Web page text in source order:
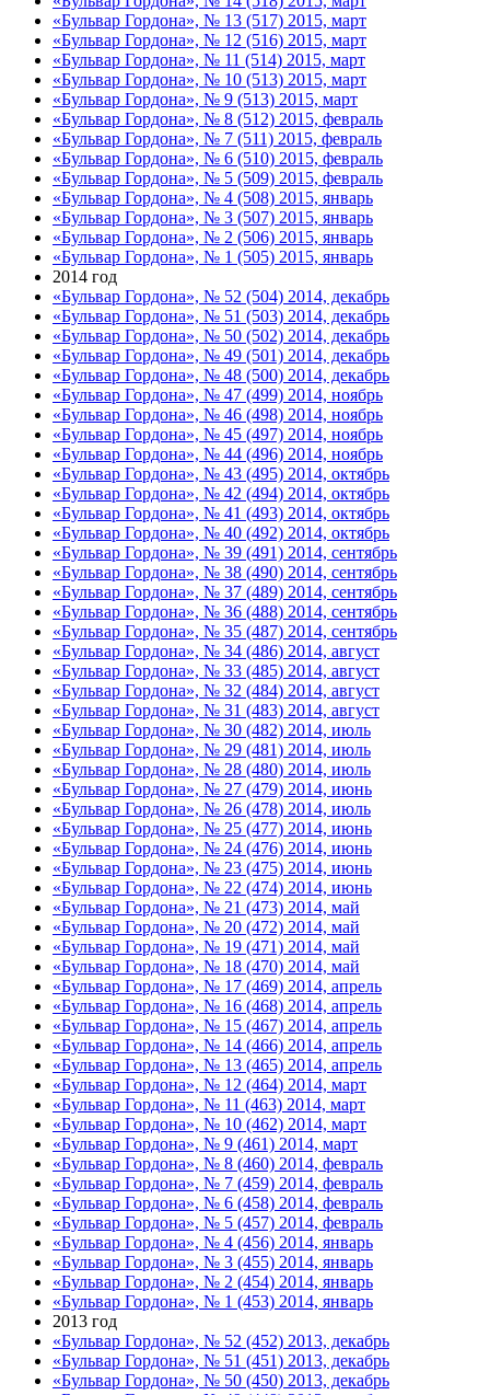
«Бульвар Гордона», № 13 (517) 2015, март
«Бульвар Гордона», № 12 (516) 2015, март
«Бульвар Гордона», № 11 (514) 2015, март
«Бульвар Гордона», № 10 (513) 2015, март
«Бульвар Гордона», № 9 (513) 2015, март
«Бульвар Гордона», № 8 (512) 2015, февраль
«Бульвар Гордона», № 7 (511) 2015, февраль
«Бульвар Гордона», № 6 (510) 2015, февраль
«Бульвар Гордона», № 5 (509) 2015, февраль
«Бульвар Гордона», № 4 (508) 2015, январь
«Бульвар Гордона», № 3 (507) 2015, январь
«Бульвар Гордона», № 2 (506) 2015, январь
«Бульвар Гордона», № 1 (505) 2015, январь
2014 год
«Бульвар Гордона», № 52 (504) 2014, декабрь
«Бульвар Гордона», № 51 (503) 2014, декабрь
«Бульвар Гордона», № 50 (502) 2014, декабрь
«Бульвар Гордона», № 49 (501) 2014, декабрь
«Бульвар Гордона», № 48 (500) 2014, декабрь
«Бульвар Гордона», № 47 (499) 2014, ноябрь
«Бульвар Гордона», № 46 (498) 2014, ноябрь
«Бульвар Гордона», № 45 (497) 2014, ноябрь
«Бульвар Гордона», № 44 (496) 2014, ноябрь
«Бульвар Гордона», № 43 (495) 2014, октябрь
«Бульвар Гордона», № 42 (494) 2014, октябрь
«Бульвар Гордона», № 41 (493) 2014, октябрь
«Бульвар Гордона», № 40 (492) 2014, октябрь
«Бульвар Гордона», № 39 (491) 2014, сентябрь
«Бульвар Гордона», № 38 (490) 2014, сентябрь
«Бульвар Гордона», № 37 (489) 2014, сентябрь
«Бульвар Гордона», № 36 (488) 2014, сентябрь
«Бульвар Гордона», № 35 (487) 2014, сентябрь
«Бульвар Гордона», № 34 (486) 2014, август
«Бульвар Гордона», № 33 (485) 2014, август
«Бульвар Гордона», № 32 (484) 2014, август
«Бульвар Гордона», № 31 (483) 2014, август
«Бульвар Гордона», № 30 (482) 2014, июль
«Бульвар Гордона», № 29 (481) 2014, июль
«Бульвар Гордона», № 28 (480) 2014, июль
«Бульвар Гордона», № 27 (479) 2014, июнь
«Бульвар Гордона», № 26 (478) 2014, июль
«Бульвар Гордона», № 25 (477) 2014, июнь
«Бульвар Гордона», № 24 (476) 2014, июнь
«Бульвар Гордона», № 23 (475) 2014, июнь
«Бульвар Гордона», № 22 (474) 2014, июнь
«Бульвар Гордона», № 21 (473) 2014, май
«Бульвар Гордона», № 20 (472) 2014, май
«Бульвар Гордона», № 19 (471) 2014, май
«Бульвар Гордона», № 18 (470) 2014, май
«Бульвар Гордона», № 17 (469) 2014, апрель
«Бульвар Гордона», № 16 (468) 2014, апрель
«Бульвар Гордона», № 15 (467) 2014, апрель
«Бульвар Гордона», № 14 (466) 2014, апрель
«Бульвар Гордона», № 13 (465) 2014, апрель
«Бульвар Гордона», № 12 (464) 2014, март
«Бульвар Гордона», № 11 (463) 2014, март
«Бульвар Гордона», № 10 (462) 2014, март
«Бульвар Гордона», № 9 (461) 2014, март
«Бульвар Гордона», № 8 (460) 2014, февраль
«Бульвар Гордона», № 7 (459) 2014, февраль
«Бульвар Гордона», № 6 (458) 2014, февраль
«Бульвар Гордона», № 5 (457) 2014, февраль
«Бульвар Гордона», № 4 (456) 2014, январь
«Бульвар Гордона», № 3 (455) 2014, январь
«Бульвар Гордона», № 2 (454) 2014, январь
«Бульвар Гордона», № 1 (453) 2014, январь
2013 год
«Бульвар Гордона», № 52 (452) 2013, декабрь
«Бульвар Гордона», № 51 (451) 2013, декабрь
«Бульвар Гордона», № 50 (450) 2013, декабрь